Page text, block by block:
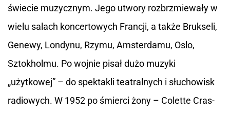
świecie muzycznym. Jego utwory rozbrzmiewały w
wielu salach koncertowych Francji, a także Brukseli,
Genewy, Londynu, Rzymu, Amsterdamu, Oslo,
Sztokholmu. Po wojnie pisał dużo muzyki
„użytkowej” – do spektakli teatralnych i słuchowisk
radiowych. W 1952 po śmierci żony – Colette Cras-